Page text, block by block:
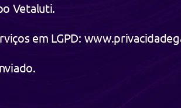
Vetaluti.
em LGPD: